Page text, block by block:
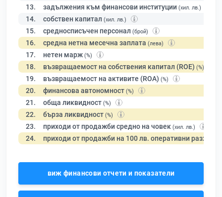
13. задължения към финансови институции (хил. лв.)
14. собствен капитал (хил. лв.)
15. средносписъчен персонал (брой)
16. средна нетна месечна заплата (лева)
17. нетен марж (%)
18. възвращаемост на собствения капитал (ROE) (%)
19. възвращаемост на активите (ROA) (%)
20. финансова автономност (%)
21. обща ликвидност (%)
22. бърза ликвидност (%)
23. приходи от продажби средно на човек (хил. лв.)
24. приходи от продажби на 100 лв. оперативни разходи
виж финансови отчети и показатели